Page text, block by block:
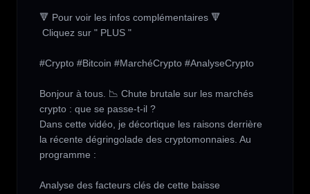
🔻 Pour voir les infos complémentaires 🔻
#Crypto #Bitcoin #MarchéCrypto #AnalyseCrypto
Bonjour à tous. 📉 Chute brutale sur les marchés
crypto : que se passe-t-il ?
Dans cette vidéo, je décortique les raisons derrière
la récente dégringolade des cryptomonnaies. Au
programme :
Analyse des facteurs clés de cette baisse